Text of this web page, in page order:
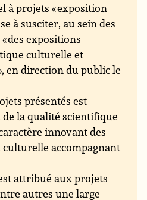
à projets « exposition
à susciter, au sein des
des expositions
culturelle et
en direction du public le
présentés est
la qualité scientifique
innovant des
accompagnant
attribué aux projets
autres une large